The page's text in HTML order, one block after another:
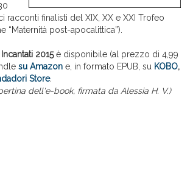
racconti finalisti del XIX, XX e XXI Trofeo
“Maternità post-apocalittica”).
2015è disponibile (al prezzo di 4,99
su Amazon e, in formato EPUB, su KOBO,
Store.
dell'e-book, firmata da Alessia H. V.)